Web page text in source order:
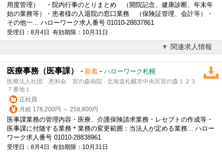
用度管理） ・院内行事のとりまとめ （開院記念、健康診断、年末年
始の業務等）・患者様の入退院の窓口業務 （保険証管理、会計等）・
その他一... ハローワーク求人番号 01010-28837861
受理日：8月4日 有効期限：10月31日
関連求人情報
医療事務（医事課） - 新着 - ハローワーク札幌
医療法人社団 恵和会 宮の森病院 - 北海道札幌市中央区宮の森１２３
７番地１
正社員
月給 176,200円 ～ 258,800円
医事課業務の管理内容・医療、 介護保険請求業務・レセプトの作成等・
医事課に付随する業務＊業務の変更範囲：当法人が定める業務... ハロー
ワーク求人番号 01010-28838961
受理日：8月4日 有効期限：10月31日